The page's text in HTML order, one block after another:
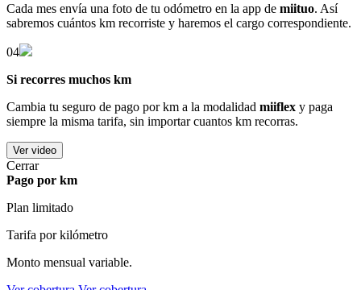
Cada mes envía una foto de tu odómetro en la app de miituo. Así
sabremos cuántos km recorriste y haremos el cargo correspondiente.
04
Si recorres muchos km
Cambia tu seguro de pago por km a la modalidad miiflex y paga
siempre la misma tarifa, sin importar cuantos km recorras.
Ver video
Cerrar
Pago por km
Plan limitado
Tarifa por kilómetro
Monto mensual variable.